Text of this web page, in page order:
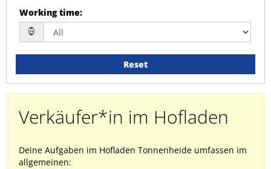
Working time:
Reset
Verkäufer*in im Hofladen
Deine Aufgaben im Hofladen Tonnenheide umfassen im
allgemeinen: